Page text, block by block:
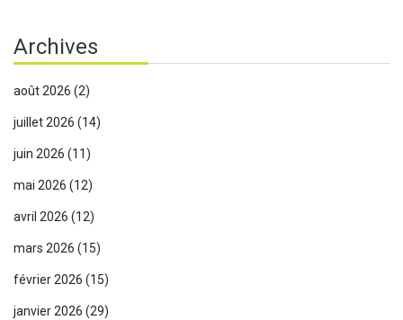
Archives
août 2026 (2)
juillet 2026 (14)
juin 2026 (11)
mai 2026 (12)
avril 2026 (12)
mars 2026 (15)
février 2026 (15)
janvier 2026 (29)